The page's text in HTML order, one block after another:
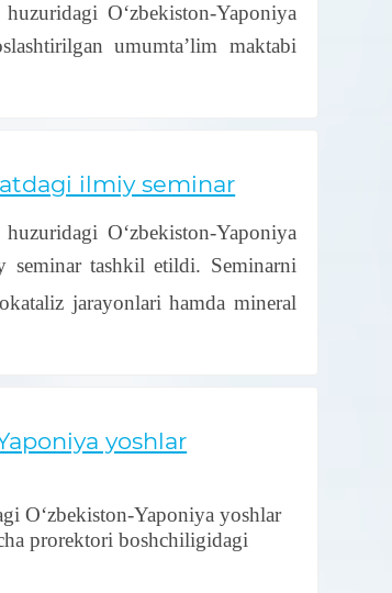
O‘zbekiston-Yaponiya
umumta’lim maktabi
ilmiy seminar
O‘zbekiston-Yaponiya
tashkil etildi. Seminarni
jarayonlari hamda mineral
yoshlar
O‘zbekiston-Yaponiya yoshlar
prorektori boshchiligidagi